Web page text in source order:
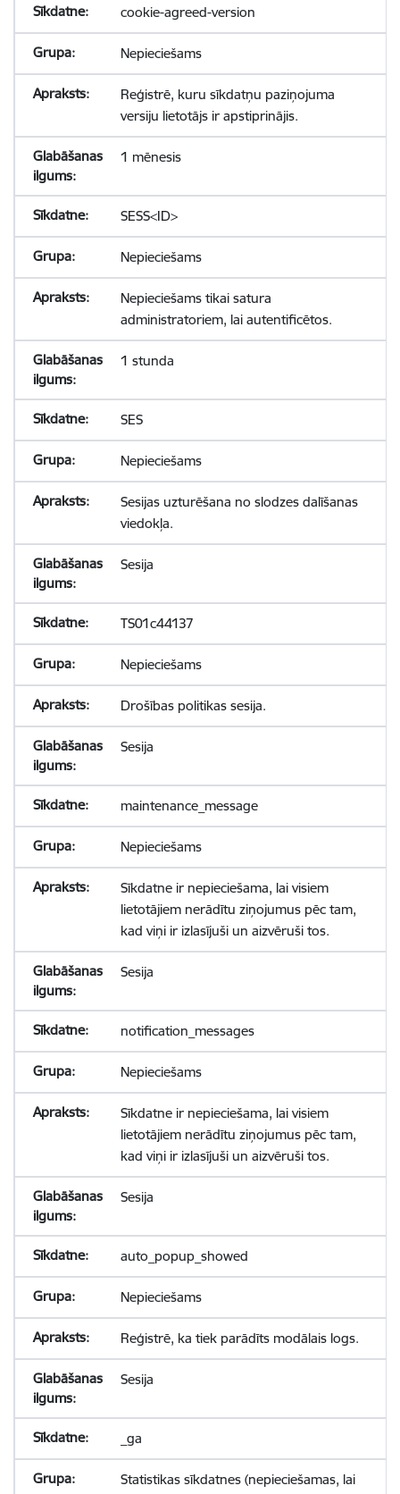
cookie-agreed-version
Nepieciešams
Reģistrē, kuru sīkdatņu paziņojuma
versiju lietotājs ir apstiprinājis.
1 mēnesis
SESS<ID>
Nepieciešams
Nepieciešams tikai satura
administratoriem, lai autentificētos.
1 stunda
SES
Nepieciešams
Sesijas uzturēšana no slodzes dalīšanas
viedokļa.
Sesija
TS01c44137
Nepieciešams
Drošības politikas sesija.
Sesija
maintenance_message
Nepieciešams
Sīkdatne ir nepieciešama, lai visiem
lietotājiem nerādītu ziņojumus pēc tam,
kad viņi ir izlasījuši un aizvēruši tos.
Sesija
notification_messages
Nepieciešams
Sīkdatne ir nepieciešama, lai visiem
lietotājiem nerādītu ziņojumus pēc tam,
kad viņi ir izlasījuši un aizvēruši tos.
Sesija
auto_popup_showed
Nepieciešams
Reģistrē, ka tiek parādīts modālais logs.
Sesija
_ga
Statistikas sīkdatnes (nepieciešamas, lai